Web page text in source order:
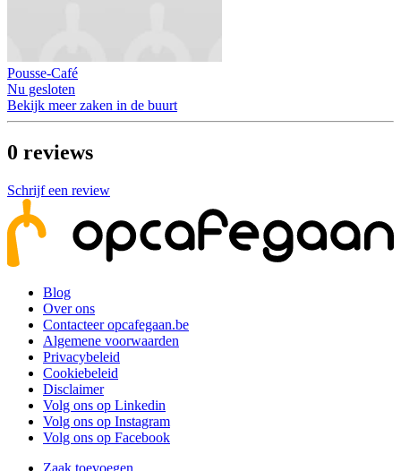
Pousse-Café
Nu gesloten
Bekijk meer zaken in de buurt
0 reviews
Schrijf een review
Blog
Over ons
Contacteer opcafegaan.be
Algemene voorwaarden
Privacybeleid
Cookiebeleid
Disclaimer
Volg ons op Linkedin
Volg ons op Instagram
Volg ons op Facebook
Zaak toevoegen